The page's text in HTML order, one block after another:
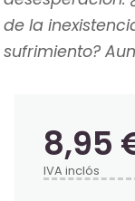
de la
sufrimiento?
8,95
IVA inclós